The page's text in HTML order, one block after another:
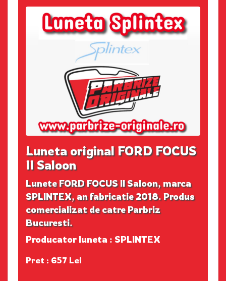
Luneta original FORD FOCUS
II Saloon
Lunete FORD FOCUS II Saloon, marca
SPLINTEX, an fabricatie 2018. Produs
comercializat de catre Parbriz
Bucuresti.
Producator luneta : SPLINTEX
Pret : 657 Lei